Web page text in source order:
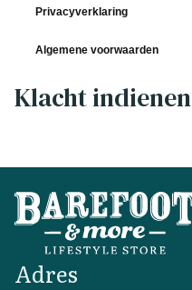
Privacyverklaring
Algemene voorwaarden
Klacht indienen
Adres